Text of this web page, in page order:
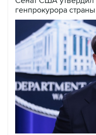
генпрокурора страны